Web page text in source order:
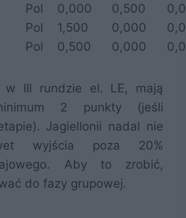
Pol 0,000 0,500
Pol 1,500 0,000
Pol 0,500 0,000
w III rundzie el. LE, mają
2 punkty (jeśli
Jagiellonii nadal nie
wyjścia poza 20%
Aby to zrobić,
do fazy grupowej.